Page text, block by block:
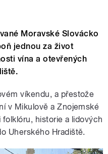
Moravské Slovácko
jednou za život
vína a otevřených
víkendu, a přestože
v Mikulově a Znojemské
historie a lidových
Uherského Hradiště.